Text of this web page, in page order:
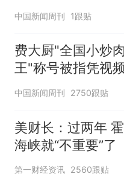
中国新闻周刊 1跟贴
费大厨"全国小炒
王"称号被指凭视
官方回应
中国新闻周刊 2750跟贴
美财长：过两年
海峡就“不重要”了
第一财经资讯 2560跟贴